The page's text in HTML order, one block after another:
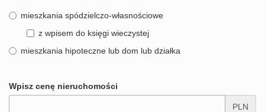
mieszkania spódzielczo-własnościowe
z wpisem do księgi wieczystej
mieszkania hipoteczne lub dom lub działka
Wpisz cenę nieruchomości
PLN